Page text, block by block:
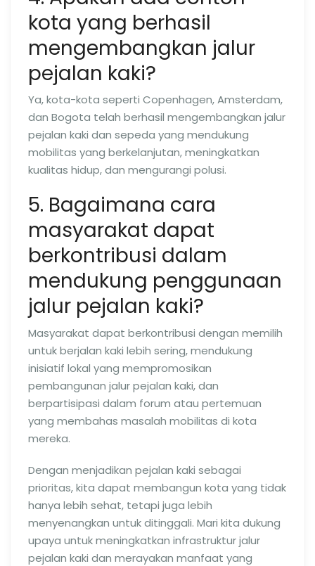
kota yang berhasil
mengembangkan jalur
pejalan kaki?
Ya, kota-kota seperti Copenhagen, Amsterdam,
dan Bogota telah berhasil mengembangkan jalur
pejalan kaki dan sepeda yang mendukung
mobilitas yang berkelanjutan, meningkatkan
kualitas hidup, dan mengurangi polusi.
5. Bagaimana cara
masyarakat dapat
berkontribusi dalam
mendukung penggunaan
jalur pejalan kaki?
Masyarakat dapat berkontribusi dengan memilih
untuk berjalan kaki lebih sering, mendukung
inisiatif lokal yang mempromosikan
pembangunan jalur pejalan kaki, dan
berpartisipasi dalam forum atau pertemuan
yang membahas masalah mobilitas di kota
mereka.
Dengan menjadikan pejalan kaki sebagai
prioritas, kita dapat membangun kota yang tidak
hanya lebih sehat, tetapi juga lebih
menyenangkan untuk ditinggali. Mari kita dukung
upaya untuk meningkatkan infrastruktur jalur
pejalan kaki dan merayakan manfaat yang